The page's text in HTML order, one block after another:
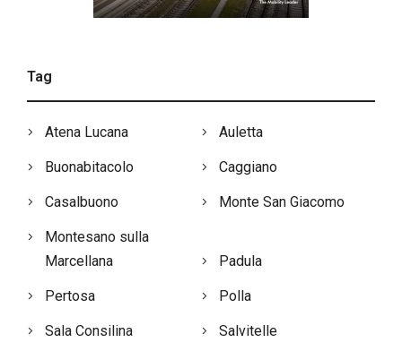
Tag
Atena Lucana Auletta
Buonabitacolo Caggiano
Casalbuono Monte San Giacomo
Montesano sulla
Marcellana
Padula
Pertosa Polla
Sala Consilina Salvitelle